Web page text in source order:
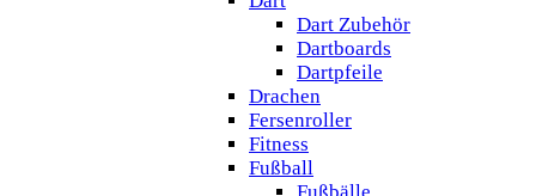
Dart Zubehör
Dartboards
Dartpfeile
Drachen
Fersenroller
Fitness
Fußball